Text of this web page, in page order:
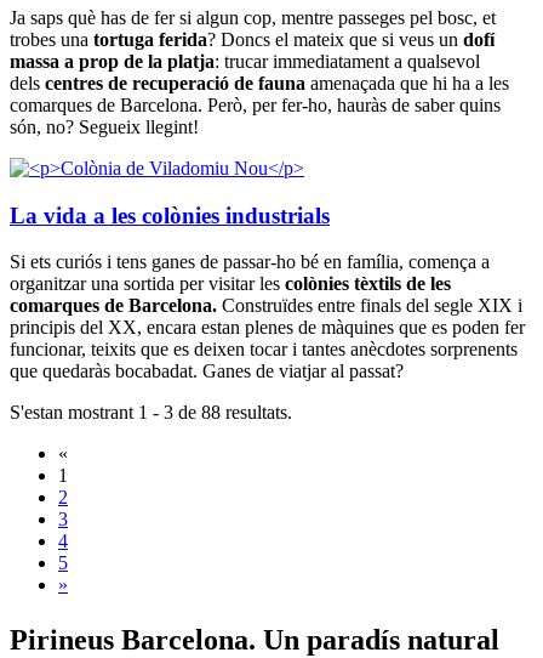
Ja saps què has de fer si algun cop, mentre passeges pel bosc, et
trobes una tortuga ferida? Doncs el mateix que si veus un dofí
massa a prop de la platja: trucar immediatament a qualsevol
dels centres de recuperació de fauna amenaçada que hi ha a les
comarques de Barcelona. Però, per fer-ho, hauràs de saber quins
són, no? Segueix llegint!
La vida a les colònies industrials
Si ets curiós i tens ganes de passar-ho bé en família, comença a
organitzar una sortida per visitar les colònies tèxtils de les
comarques de Barcelona. Construïdes entre finals del segle XIX i
principis del XX, encara estan plenes de màquines que es poden fer
funcionar, teixits que es deixen tocar i tantes anècdotes sorprenents
que quedaràs bocabadat. Ganes de viatjar al passat?
S'estan mostrant 1 - 3 de 88 resultats.
«
1
2
3
4
5
»
Pirineus Barcelona. Un paradís natural